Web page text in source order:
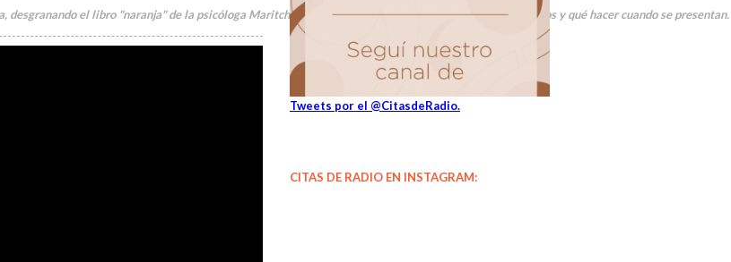
el libro "naranja" de la psicóloga Maritchu Seitún. En esta oportunidad hablamos de los celos y qué hacer cuando se presentan.
Tweets por el @CitasdeRadio.
CITAS DE RADIO EN INSTAGRAM: